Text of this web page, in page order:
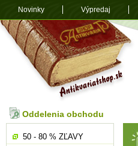
Oddelenia obchodu
50 - 80 % ZĽAVY
Novinky Výpredaj